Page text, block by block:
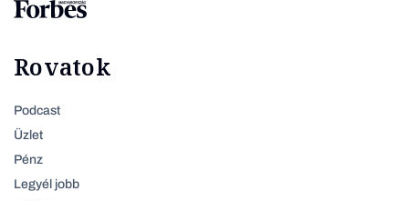
Rovatok
Podcast
Üzlet
Pénz
Legyél jobb